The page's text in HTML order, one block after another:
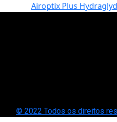
Airoptix Plus
© 2022 Todos os direitos